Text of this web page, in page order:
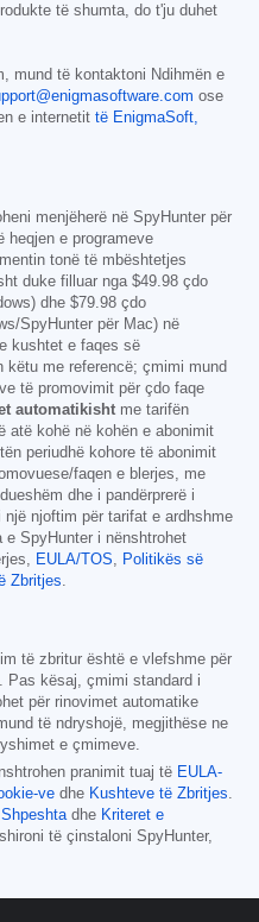
të shumta, do t'ju duhet
mund të kontaktoni Ndihmën e
ose
e internetit të EnigmaSoft,
menjëherë në SpyHunter për
heqjen e programeve
tonë të mbështetjes
duke filluar nga $49.98 çdo
dhe $79.98 çdo
SpyHunter për Mac) në
kushtet e faqes së
këtu me referencë; çmimi mund
të promovimit për çdo faqe
automatikisht me tarifën
atë kohë në kohën e abonimit
periudhë kohore të abonimit
faqen e blerjes, me
dhe i pandërprerë i
njoftim për tarifat e ardhshme
SpyHunter i nënshtrohet
EULA/TOS
Politikës së
Zbritjes
të zbritur është e vlefshme për
Pas kësaj, çmimi standard i
për rinovimet automatike
të ndryshojë, megjithëse ne
e çmimeve.
pranimit tuaj të EULA-
ve dhe Kushteve të Zbritjes
dhe Kriteret e
të çinstaloni SpyHunter,